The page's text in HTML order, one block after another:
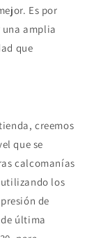
Es por
una amplia
que
creemos
que se
calcomanías
los
de
última